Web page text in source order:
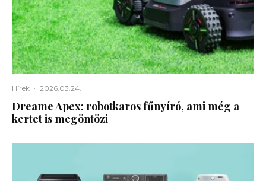
Hírek · 2026.03.24.
Dreame Apex: robotkaros fűnyíró, ami még a
kertet is megöntözi